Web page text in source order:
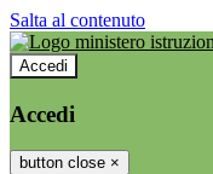
Salta al contenuto
Accedi
Accedi
button close ×